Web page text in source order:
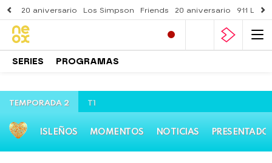
20 aniversario Los Simpson Friends 20 aniversario 911
SERIES PROGRAMAS
TEMPORADA 2 T1
ISLEÑOS MOMENTOS NOTICIAS